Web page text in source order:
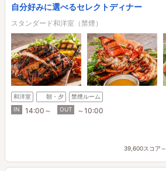
自分好みに選べるセレクトディナー
スタンダード和洋室（禁煙）
和洋室 朝・夕
禁煙ルーム
IN
14:00～ OUT ～10:00
39,600スコア～